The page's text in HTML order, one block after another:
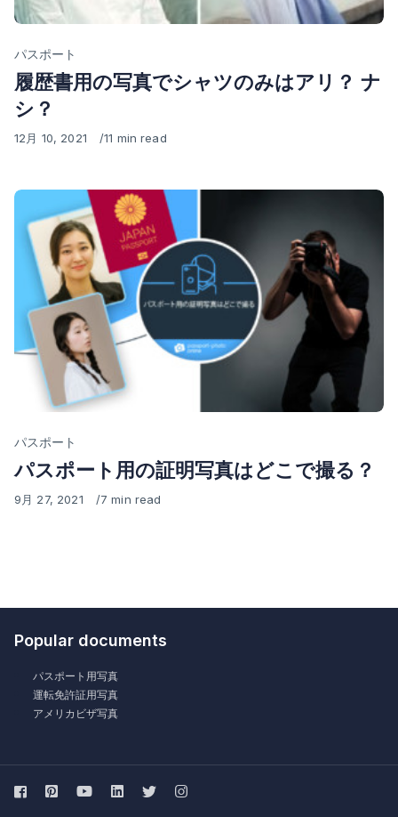
Category
パスポート
履歴書用の写真でシャツのみはアリ？ ナ
シ？
Published
12月 10, 2021 11 min read
Category
パスポート
パスポート用の証明写真はどこで撮る？
Published
9月 27, 2021 7 min read
Popular documents
パスポート用写真
運転免許証用写真
アメリカビザ写真